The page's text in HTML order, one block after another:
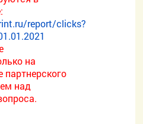
report/clicks?
на
партнерского
над